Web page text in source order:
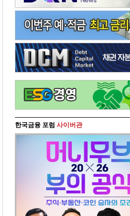
한국금융 포럼 사이버관